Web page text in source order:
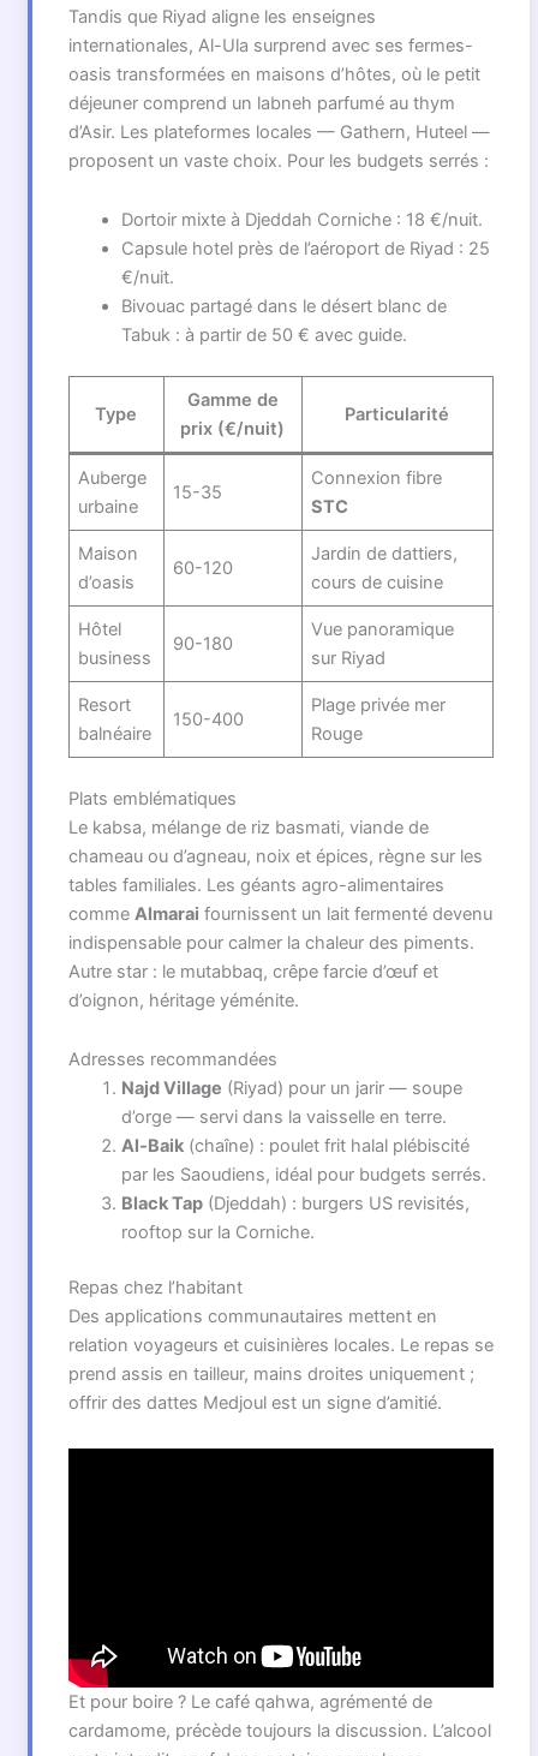
Tandis que Riyad aligne les enseignes
internationales, Al-Ula surprend avec ses fermes-
oasis transformées en maisons d’hôtes, où le petit
déjeuner comprend un labneh parfumé au thym
d’Asir. Les plateformes locales — Gathern, Huteel —
proposent un vaste choix. Pour les budgets serrés :
Dortoir mixte à Djeddah Corniche : 18 €/nuit.
Capsule hotel près de l’aéroport de Riyad : 25
€/nuit.
Bivouac partagé dans le désert blanc de
Tabuk : à partir de 50 € avec guide.
Type
Gamme de
prix (€/nuit)
Particularité
Auberge
urbaine
15-35
Connexion fibre
STC
Maison
d’oasis
60-120
Jardin de dattiers,
cours de cuisine
Hôtel
business
90-180
Vue panoramique
sur Riyad
Resort
balnéaire
150-400
Plage privée mer
Rouge
Plats emblématiques
Le kabsa, mélange de riz basmati, viande de
chameau ou d’agneau, noix et épices, règne sur les
tables familiales. Les géants agro-alimentaires
comme Almarai fournissent un lait fermenté devenu
indispensable pour calmer la chaleur des piments.
Autre star : le mutabbaq, crêpe farcie d’œuf et
d’oignon, héritage yéménite.
Adresses recommandées
Najd Village (Riyad) pour un jarir — soupe
d’orge — servi dans la vaisselle en terre.
Al-Baik(chaîne) : poulet frit halal plébiscité
par les Saoudiens, idéal pour budgets serrés.
Black Tap(Djeddah) : burgers US revisités,
rooftop sur la Corniche.
Repas chez l’habitant
Des applications communautaires mettent en
relation voyageurs et cuisinières locales. Le repas se
prend assis en tailleur, mains droites uniquement ;
offrir des dattes Medjoul est un signe d’amitié.
Et pour boire ? Le café qahwa, agrémenté de
cardamome, précède toujours la discussion. L’alcool